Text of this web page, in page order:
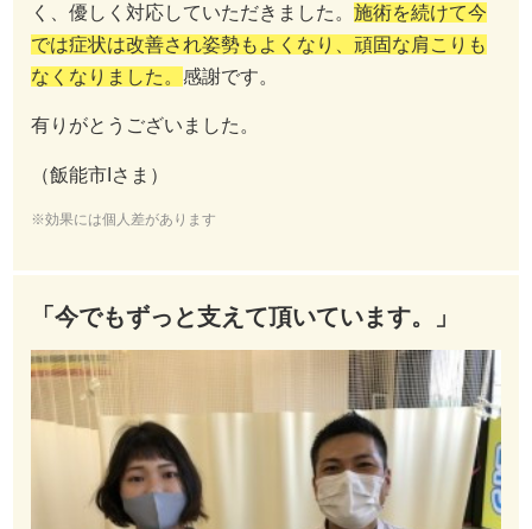
く、優しく対応していただきました。 施術を続けて今
では症状は改善され姿勢もよくなり、頑固な肩こりも
なくなりました。 感謝です。
有りがとうございました。
（飯能市Iさま）
※効果には個人差があります
「今でもずっと支えて頂いています。」